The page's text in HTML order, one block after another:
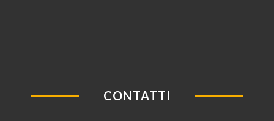
CONTATTI